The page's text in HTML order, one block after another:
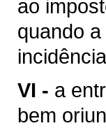
ao
quando
VI - a
bem